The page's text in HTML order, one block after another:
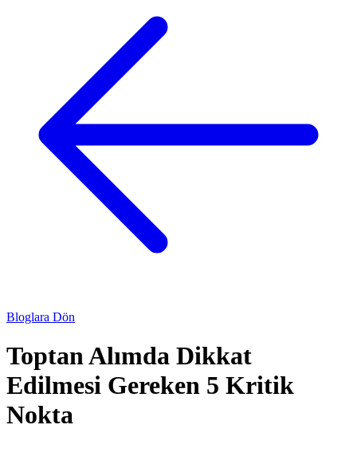
Bloglara Dön
Toptan Alımda Dikkat
Edilmesi Gereken 5 Kritik
Nokta